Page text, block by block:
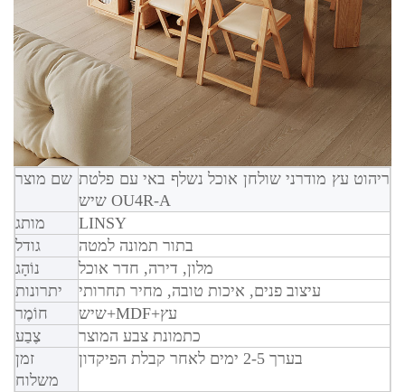
שם מוצר ריהוט עץ מודרני שולחן אוכל נשלף באי עם פלטת
שיש OU4R-A
מותג
LINSY
גודל
בתור תמונה למטה
נוֹהָג
מלון, דירה, חדר אוכל
יתרונות
עיצוב פנים, איכות טובה, מחיר תחרותי
חוֹמֶר
שיש+MDF+עץ
צֶבַע
כתמונת צבע המוצר
זמן
משלוח
בערך 2-5 ימים לאחר קבלת הפיקדון